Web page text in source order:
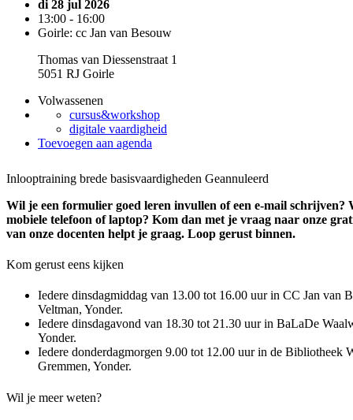
di 28 jul 2026
13:00 - 16:00
Goirle: cc Jan van Besouw
Thomas van Diessenstraat 1
5051 RJ Goirle
Volwassenen
cursus&workshop
digitale vaardigheid
Toevoegen aan agenda
Inlooptraining brede basisvaardigheden Geannuleerd
Wil je een formulier goed leren invullen of een e-mail schrijven?
mobiele telefoon of laptop? Kom dan met je vraag naar onze
van onze docenten helpt je graag. Loop gerust binnen.
Kom gerust eens kijken
Iedere dinsdagmiddag van 13.00 tot 16.00 uur in CC Jan van
Veltman, Yonder.
Iedere dinsdagavond van 18.30 tot 21.30 uur in BaLaDe
Yonder.
Iedere donderdagmorgen 9.00 tot 12.00 uur in de Bibliotheek
Gremmen, Yonder.
Wil je meer weten?